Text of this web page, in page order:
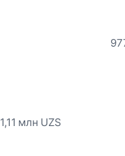
1,11 млн UZS